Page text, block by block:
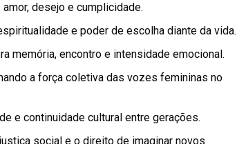
desejo e cumplicidade.
e poder de escolha diante da vida.
memória, encontro e intensidade emocional.
a força coletiva das vozes femininas no
e continuidade cultural entre gerações.
social e o direito de imaginar novos